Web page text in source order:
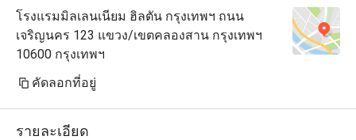
โรงแรมมิลเลนเนียม ฮิลตัน กรุงเทพฯ ถนน
เจริญนคร 123 แขวง/เขตคลองสาน กรุงเทพฯ
10600 กรุงเทพฯ
คัดลอกที่อยู่
รายละเอียด